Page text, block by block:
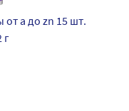
от а до zn 15 шт.
г